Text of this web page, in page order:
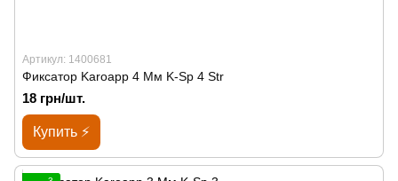
Артикул: 1400681
Фиксатор Karoapp 4 Мм K-Sp 4 Str
18 грн/шт.
Купить ⚡